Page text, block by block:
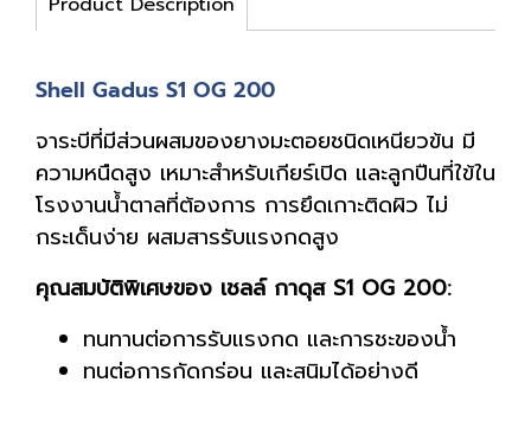
Shell Gadus S1 OG 200
จาระบีที่มีส่วนผสมของยางมะตอยชนิดเหนียวข้น มี
ความหนืดสูง เหมาะสำหรับเกียร์เปิด และลูกปืนที่ใข้ใน
โรงงานน้ำตาลที่ต้องการ การยึดเกาะติดผิว ไม่
กระเด็นง่าย ผสมสารรับแรงกดสูง
คุณสมบัติพิเศษของ เชลล์ กาดุส S1 OG 200:
ทนทานต่อการรับแรงกด และการชะของน้ำ
ทนต่อการกัดกร่อน และสนิมได้อย่างดี